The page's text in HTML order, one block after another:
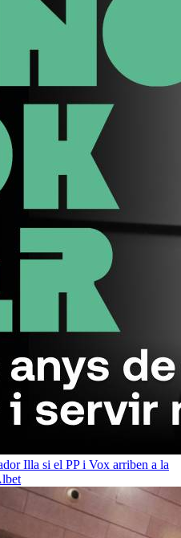
Illa si el PP i Vox arriben a la